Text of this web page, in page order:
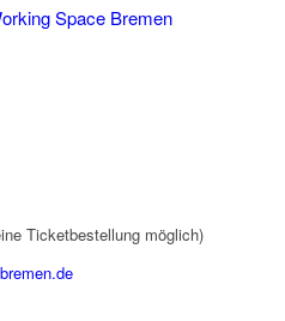
Space Bremen
Ticketbestellung möglich)